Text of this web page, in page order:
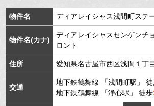
物件名 ディアレイシャス浅間町ステ
物件名(カナ)
ディアレイシャスセンゲンチ
ロント
住所 愛知県名古屋市西区浅間 １丁
交通
地下鉄鶴舞線 「浅間町駅 」
地下鉄鶴舞線 「浄心駅 」 徒歩